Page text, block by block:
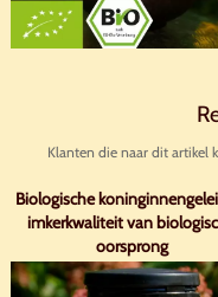
Klanten die naar dit artikel
Biologische
imkerkwaliteit van
oorsprong